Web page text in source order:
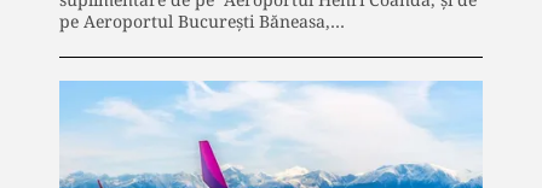
pe Aeroportul Bucureşti Băneasa,…